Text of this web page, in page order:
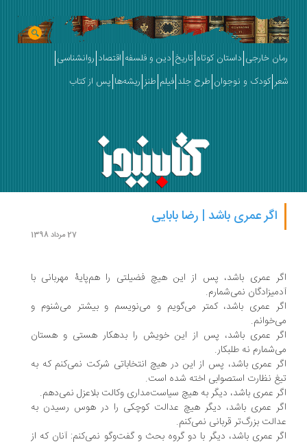
رمان خارجی داستان کوتاه تاریخ دین و فلسفه اقتصاد روانشناسی
شعر کودک و نوجوان طرح جلد فیلم طنز ریشه‌ها پس از کتاب
اگر عمری باشد | رضا بابایی
27 مرداد 1398
اگر عمری باشد، پس از این هیچ فضیلتی را هم‌پایۀ مهربانی با
آدمیزادگان نمی‌شمارم.
اگر عمری باشد، کمتر می‌گویم و می‌نویسم و بیشتر می‌شنوم و
می‌خوانم.
اگر عمری باشد، پس از این خویش را بدهکار هستی و هستان
می‌شمارم نه طلبکار.
اگر عمری باشد، پس از این در هیچ انتخاباتی شرکت نمی‌کنم که به
تیغ نظارت استصوابی اخته شده است.
اگر عمری باشد، دیگر به هیچ سیاست‌مداری وکالت بلاعزل نمی‌دهم.
اگر عمری باشد، دیگر هیچ عدالت کوچکی را در هوس رسیدن به
عدالت بزرگ‌تر قربانی نمی‌کنم.
اگر عمری باشد، دیگر با دو گروه بحث و گفت‌وگو نمی‌کنم: آنان که از